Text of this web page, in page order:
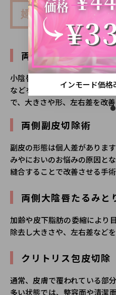
婦人科形成
両側小陰唇縮小術
小陰唇肥大(小陰唇が通常よ
などを改善させるため肥大
で、大きさや形、左右差を改善
両側副皮切除術
副皮の形態は個人差がありま
みやにおいのお悩みの原因と
縫合することで改善させる手術
両側大陰唇たるみと
加齢や皮下脂肪の委縮により
除去し大きさや、左右差など
クリトリス包皮切除
通常、皮膚で覆われている部
多い状態では、整容面や清潔
インモード価格